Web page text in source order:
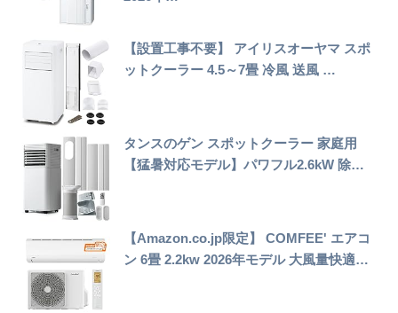
【設置工事不要】 アイリスオーヤマ スポ
ットクーラー 4.5～7畳 冷風 送風 …
タンスのゲン スポットクーラー 家庭用
【猛暑対応モデル】パワフル2.6kW 除…
【Amazon.co.jp限定】 COMFEE' エアコ
ン 6畳 2.2kw 2026年モデル 大風量快適…